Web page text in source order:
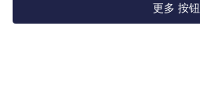
更多 按钮